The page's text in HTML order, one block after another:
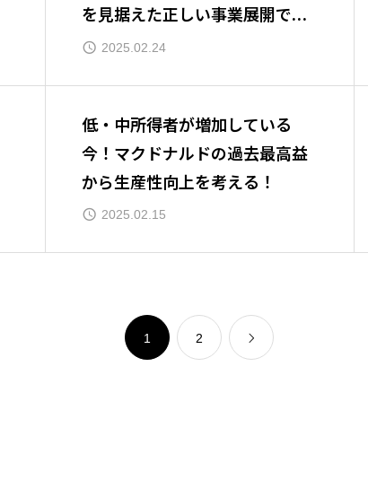
を見据えた正しい事業展開でV
字回復を！
2025.02.24
低・中所得者が増加している
今！マクドナルドの過去最高益
から生産性向上を考える！
2025.02.15
1 2